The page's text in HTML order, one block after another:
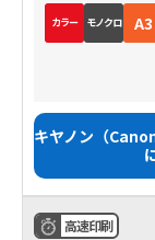
カラー モノクロ A3
キヤノン（
高速印刷